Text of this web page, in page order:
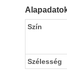
Szín
Szélesség